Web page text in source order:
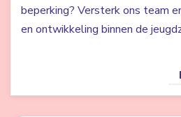
beperking? Versterk ons team
en ontwikkeling binnen de